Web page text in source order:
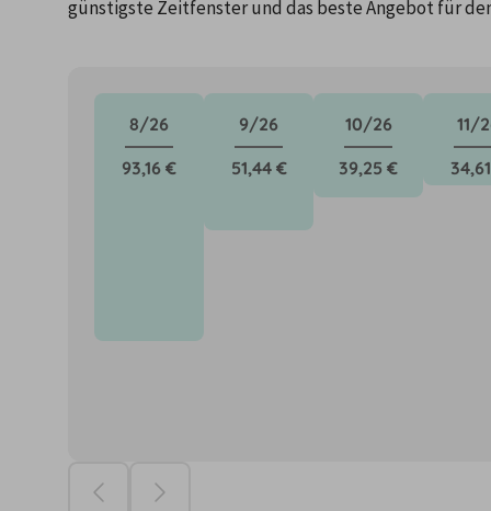
günstigste Zeitfenster und das beste Angebot für
8/26
93,16 €
9/26
51,44 €
10/26
39,25 €
11/